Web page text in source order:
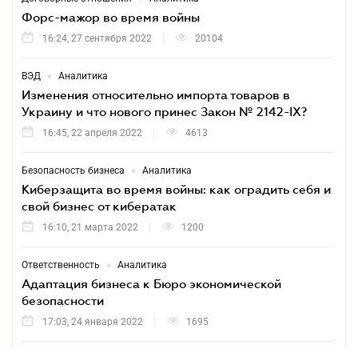
Форс-мажор во время войны
16:24, 27 сентября 2022 20104
ВЭД • Аналитика
Изменения относительно импорта товаров в
Украину и что нового принес Закон № 2142-IX?
16:45, 22 апреля 2022 4613
Безопасность бизнеса • Аналитика
Киберзащита во время войны: как оградить себя и
свой бизнес от кибератак
16:10, 21 марта 2022 1200
Ответственность • Аналитика
Адаптация бизнеса к Бюро экономической
безопасности
17:03, 24 января 2022 1695